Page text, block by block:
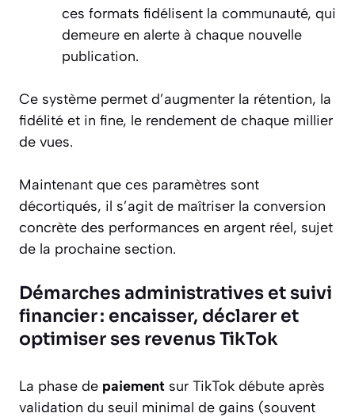
ces formats fidélisent la communauté, qui
demeure en alerte à chaque nouvelle
publication.
Ce système permet d’augmenter la rétention, la
fidélité et in fine, le rendement de chaque millier
de vues.
Maintenant que ces paramètres sont
décortiqués, il s’agit de maîtriser la conversion
concrète des performances en argent réel, sujet
de la prochaine section.
Démarches administratives et suivi
financier : encaisser, déclarer et
optimiser ses revenus TikTok
La phase de paiement sur TikTok débute après
validation du seuil minimal de gains (souvent